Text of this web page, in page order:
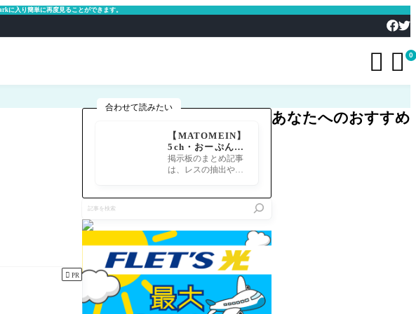
に入り簡単に再度見ることができます。
  0
 PR
合わせて読みたい
【MATOMEIN】
5ch・おーぷん2
ちゃん・したら
ば・ガルちゃん・
掲示板のまとめ記事
は、レスの抽出や整
を
検
あなたへのおすすめ